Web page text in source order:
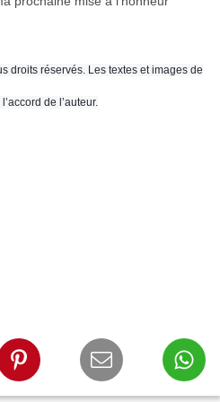
droits réservés. Les textes et images de
de l’auteur.